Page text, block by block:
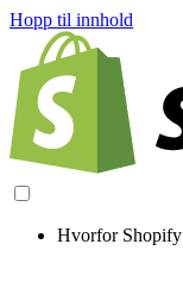
Hopp til innhold
Hvorfor Shopify